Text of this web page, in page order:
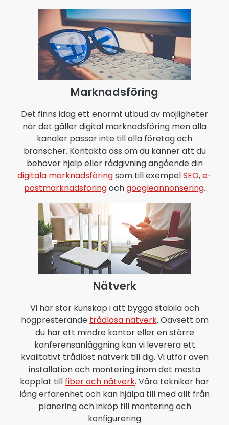
Marknadsföring
Det finns idag ett enormt utbud av möjligheter
när det gäller digital marknadsföring men alla
kanaler passar inte till alla företag och
branscher. Kontakta oss om du känner att du
behöver hjälp eller rådgivning angående din
digitala marknadsföringsom till exempelSEO,e-
postmarknadsföringochgoogleannonsering.
Nätverk
Vi har stor kunskap i att bygga stabila och
högpresterande trådlösa nätverk. Oavsett om
du har ett mindre kontor eller en större
konferensanläggning kan vi leverera ett
kvalitativt trådlöst nätverk till dig. Vi utför även
installation och montering inom det mesta
kopplat till fiber och nätverk. Våra tekniker har
lång erfarenhet och kan hjälpa till med allt från
planering och inköp till montering och
konfigurering